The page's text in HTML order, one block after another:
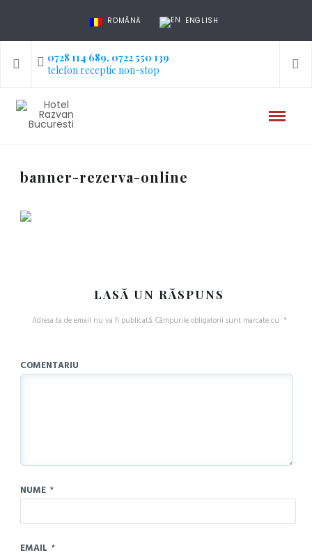
ROMÂNĂ ENGLISH
0728 114 689, 0722 550 139
telefon receptie non-stop
banner-rezerva-online
LASĂ UN RĂSPUNS
Adresa ta de email nu va fi publicată.Câmpurile obligatorii sunt marcate cu *
COMENTARIU
NUME *
EMAIL *